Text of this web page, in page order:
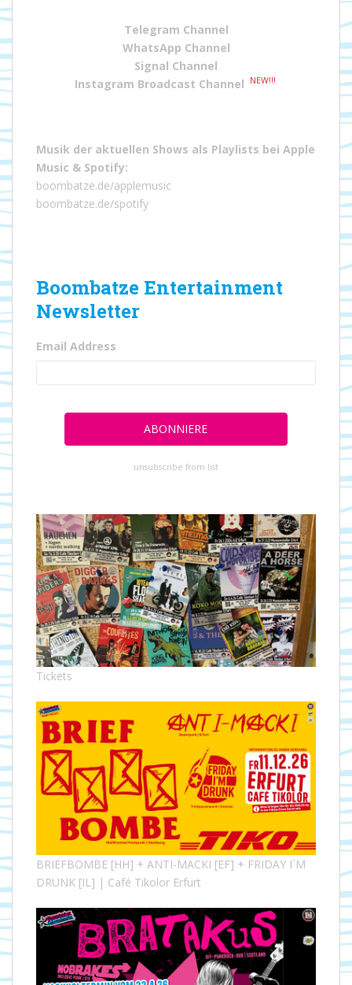
Telegram Channel
WhatsApp Channel
Signal Channel
Instagram Broadcast Channel
NEW!!!
Musik der aktuellen Shows als Playlists bei Apple
Music & Spotify:
boombatze.de/applemusic
boombatze.de/spotify
Boombatze Entertainment
Newsletter
Email Address
unsubscribe from list
Tickets
BRIEFBOMBE [HH] + ANTI-MACKI [EF] + FRIDAY I´M
DRUNK [IL] | Café Tikolor Erfurt